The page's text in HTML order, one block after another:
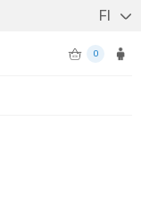
FI
0